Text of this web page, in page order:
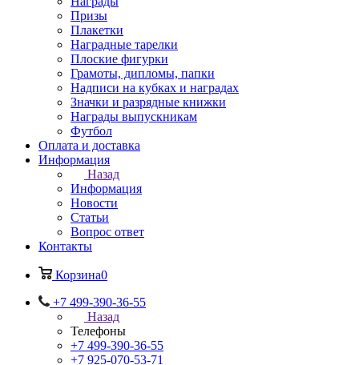
Призы
Плакетки
Наградные тарелки
Плоские фигурки
Грамоты, дипломы, папки
Надписи на кубках и наградах
Значки и разрядные книжки
Награды выпускникам
Футбол
Оплата и доставка
Информация
Назад
Информация
Новости
Статьи
Вопрос ответ
Контакты
Корзина0
+7 499-390-36-55
Назад
Телефоны
+7 499-390-36-55
+7 925-070-53-71